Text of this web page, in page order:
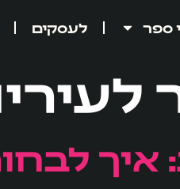
ספר לעסקים
איך